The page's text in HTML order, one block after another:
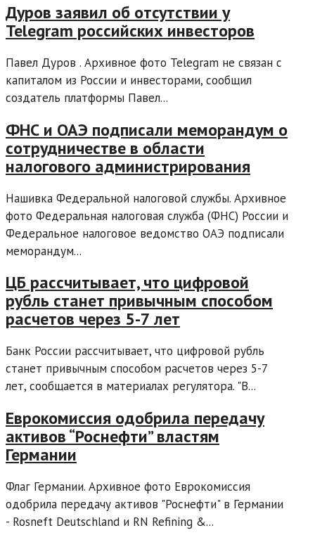
Дуров заявил об отсутствии у
Telegram российских инвесторов
Павел Дуров . Архивное фото Telegram не связан с
капиталом из России и инвесторами, сообщил
создатель платформы Павел...
ФНС и ОАЭ подписали меморандум о
сотрудничестве в области
налогового администрирования
Нашивка Федеральной налоговой службы. Архивное
фото Федеральная налоговая служба (ФНС) России и
Федеральное налоговое ведомство ОАЭ подписали
меморандум...
ЦБ рассчитывает, что цифровой
рубль станет привычным способом
расчетов через 5-7 лет
Банк России рассчитывает, что цифровой рубль
станет привычным способом расчетов через 5-7
лет, сообщается в материалах регулятора. "В...
Еврокомиссия одобрила передачу
активов “Роснефти” властям
Германии
Флаг Германии. Архивное фото Еврокомиссия
одобрила передачу активов "Роснефти" в Германии
- Rosneft Deutschland и RN Refining &...